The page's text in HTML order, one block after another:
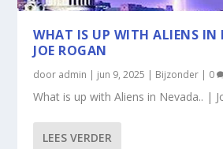
WHAT IS UP WITH ALIENS IN
JOE ROGAN
door admin | jun 9, 2025 | Bijzonder | 0
What is up with Aliens in Nevada.. |
LEES VERDER